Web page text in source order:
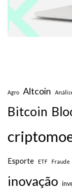
Agro Altcoin
Bitcoin
Esporte ETF Fraude
inovação